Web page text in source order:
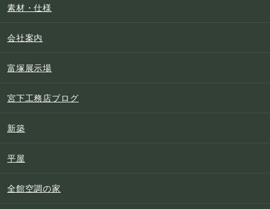
素材・仕様
会社案内
富塚展示場
宮下工務店ブログ
新築
平屋
全館空調の家